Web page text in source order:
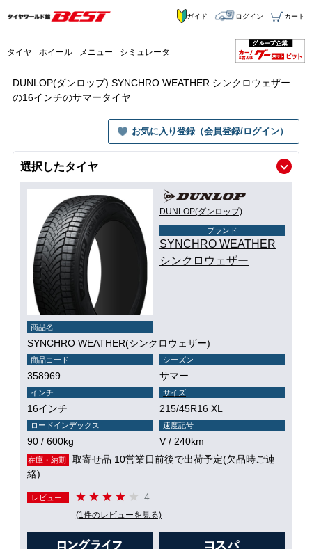
タイヤ ホイール メニュー シミュレータ
ガイド ログイン カート
DUNLOP(ダンロップ) SYNCHRO WEATHER シンクロウェザー
の16インチのサマータイヤ
お気に入り登録（会員登録/ログイン）
選択したタイヤ
DUNLOP(ダンロップ)
ブランド
SYNCHRO WEATHER
シンクロウェザー
商品名
SYNCHRO WEATHER(シンクロウェザー)
商品コード
358969
シーズン
サマー
インチ
16インチ
サイズ
215/45R16 XL
ロードインデックス
90 / 600kg
速度記号
V / 240km
在庫・納期
取寄せ品 10営業日前後で出荷予定(欠品時ご連
絡)
レビュー 4
(1件のレビューを見る)